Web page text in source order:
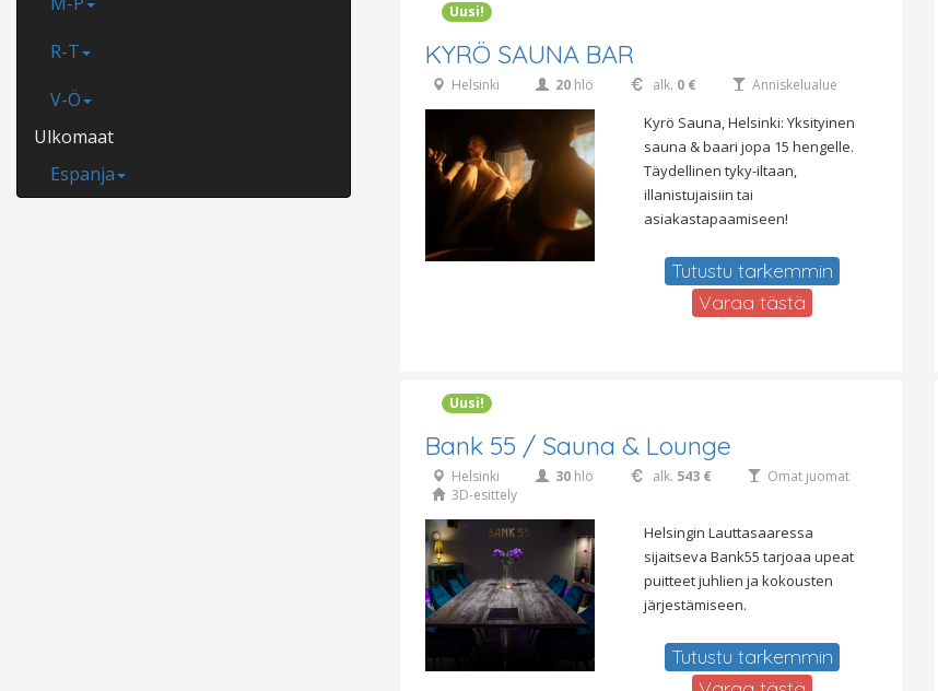
R-T
V-Ö
Ulkomaat
Espanja
Uusi!
KYRÖ SAUNA BAR
Helsinki 20 hlö alk. 0 € Anniskelualue
Kyrö Sauna, Helsinki: Yksityinen
sauna & baari jopa 15 hengelle.
Täydellinen tyky-iltaan,
illanistujaisiin tai
asiakastapaamiseen!
Tutustu tarkemmin
Varaa tästä
Uusi!
Bank 55 / Sauna & Lounge
Helsinki 30 hlö alk. 543 €
Omat juomat
3D-esittely
Helsingin Lauttasaaressa
sijaitseva Bank55 tarjoaa upeat
puitteet juhlien ja kokousten
järjestämiseen.
Tutustu tarkemmin